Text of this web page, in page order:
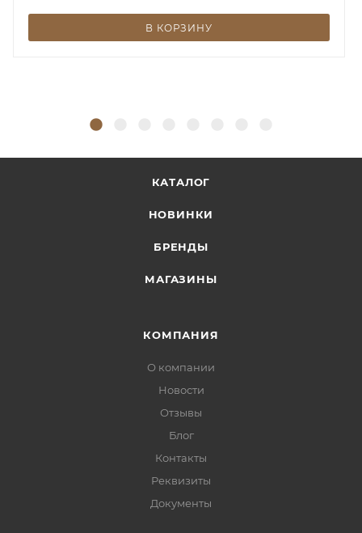
В КОРЗИНУ
КАТАЛОГ
НОВИНКИ
БРЕНДЫ
МАГАЗИНЫ
КОМПАНИЯ
О компании
Новости
Отзывы
Блог
Контакты
Реквизиты
Документы